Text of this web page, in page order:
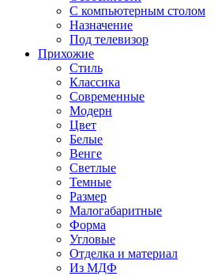
С компьютерным столом
Назначение
Под телевизор
Прихожие
Стиль
Классика
Современные
Модерн
Цвет
Белые
Венге
Светлые
Темные
Размер
Малогабаритные
Форма
Угловые
Отделка и материал
Из МДФ